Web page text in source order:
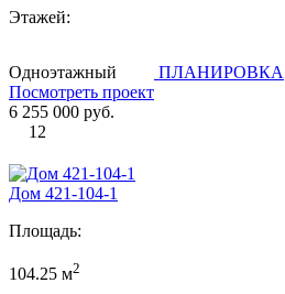
Этажей:
Одноэтажный
ПЛАНИРОВКА
Посмотреть проект
6 255 000 руб.
12
Дом 421-104-1
Площадь:
104.25 м2